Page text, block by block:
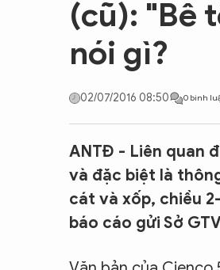
CON
(cũ): "Bê
nói gì?
02/07/2016 08:50 0 bình
ANTĐ - Liên quan
và đặc biệt là
cát và xốp, chiều
báo cáo gửi Sở